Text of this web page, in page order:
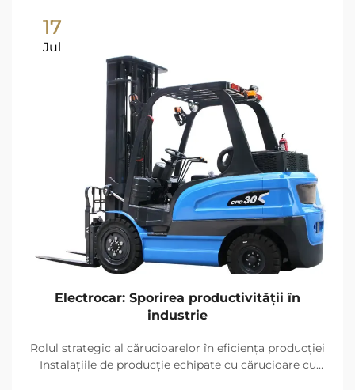
17
Jul
Electrocar: Sporirea productivității în
industrie
Rolul strategic al cărucioarelor în eficiența producției
Instalațiile de producție echipate cu cărucioare cu